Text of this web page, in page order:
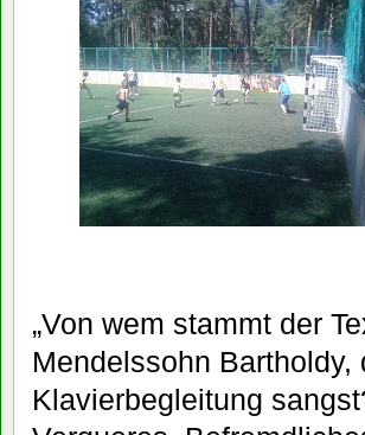
„Von wem stammt der
Mendelssohn
Klavierbegleitung